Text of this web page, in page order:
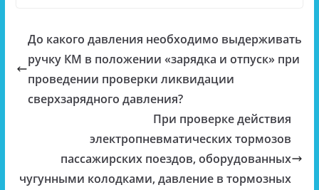
До какого давления необходимо выдерживать
ручку КМ в положении «зарядка и отпуск» при
проведении проверки ликвидации
сверхзарядного давления?
При проверке действия
электропневматических тормозов
пассажирских поездов, оборудованных
чугунными колодками, давление в тормозных